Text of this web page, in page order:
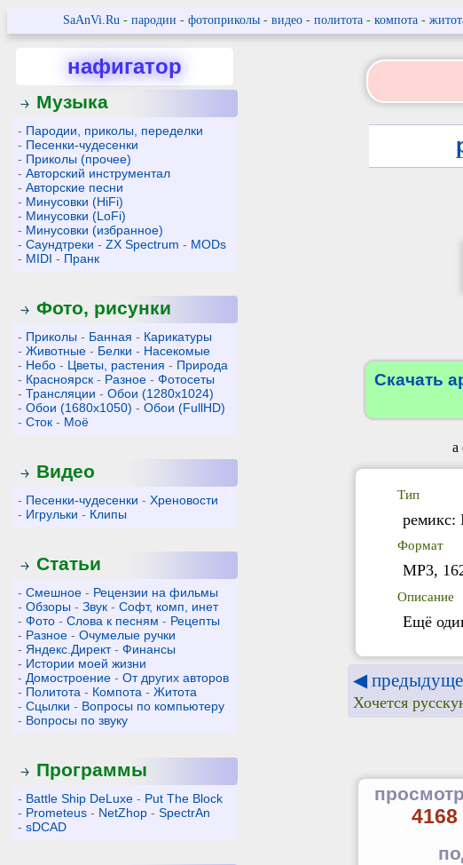
SaAnVi.Ru- пародии - фотоприколы- видео- политота- компота-
нафигатор
Музыка
- Пародии, приколы, переделки
- Песенки-чудесенки
- Приколы (прочее)
-Авторский инструментал
-Авторские песни
- Минусовки (HiFi)
- Минусовки (LoFi)
- Минусовки (избранное)
-Саундтреки -ZX Spectrum - MODs
- MIDI - Пранк
Фото, рисунки
- Приколы - Банная - Карикатуры
-Животные - Белки - Насекомые
- Небо - Цветы, растения - Природа
- Красноярск - Разное -Фотосеты
-Трансляции -Обои (1280x1024)
-Обои (1680x1050) -Обои (FullHD)
-Сток - Моё
Видео
- Песенки-чудесенки -Хреновости
- Игрульки - Клипы
Статьи
-Смешное - Рецензии на фильмы
-Обзоры -Звук -Софт, комп, инет
-Фото -Слова к песням - Рецепты
- Разное -Очумелые ручки
- Яндекс.Директ-Финансы
- Истории моей жизни
- Домостроение -От других авторов
- Политота - Компота -Житота
-Сцылки - Вопросы по компьютеру
- Вопросы по звуку
Программы
- Battle Ship DeLuxe - Put The Block
- Prometeus - NetZhop -SpectrAn
-sDCAD
Скачать
а
Тип
ремикс:
Формат
MP3,
Описание
Ещё
◀
Хочется
4168